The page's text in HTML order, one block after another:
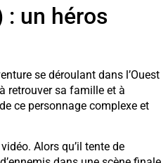
: un héros
se déroulant dans l’Ouest
retrouver sa famille et à
ce personnage complexe et
Alors qu’il tente de